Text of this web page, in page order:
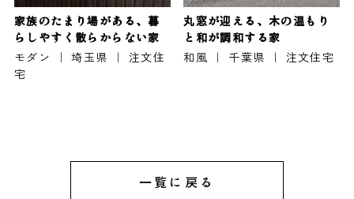
家族のたまり場がある、暮
らしやすく散らからない家
モダン ｜ 埼玉県 ｜ 注文住
宅
丸窓が迎える、木の温もり
と和が調和する家
和風 ｜ 千葉県 ｜ 注文住宅
一覧に戻る